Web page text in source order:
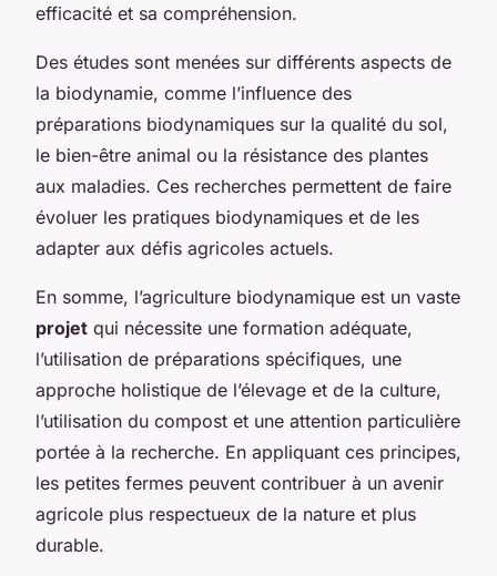
efficacité et sa compréhension.
Des études sont menées sur différents aspects de
la biodynamie, comme l’influence des
préparations biodynamiques sur la qualité du sol,
le bien-être animal ou la résistance des plantes
aux maladies. Ces recherches permettent de faire
évoluer les pratiques biodynamiques et de les
adapter aux défis agricoles actuels.
En somme, l’agriculture biodynamique est un vaste
projet qui nécessite une formation adéquate,
l’utilisation de préparations spécifiques, une
approche holistique de l’élevage et de la culture,
l’utilisation du compost et une attention particulière
portée à la recherche. En appliquant ces principes,
les petites fermes peuvent contribuer à un avenir
agricole plus respectueux de la nature et plus
durable.